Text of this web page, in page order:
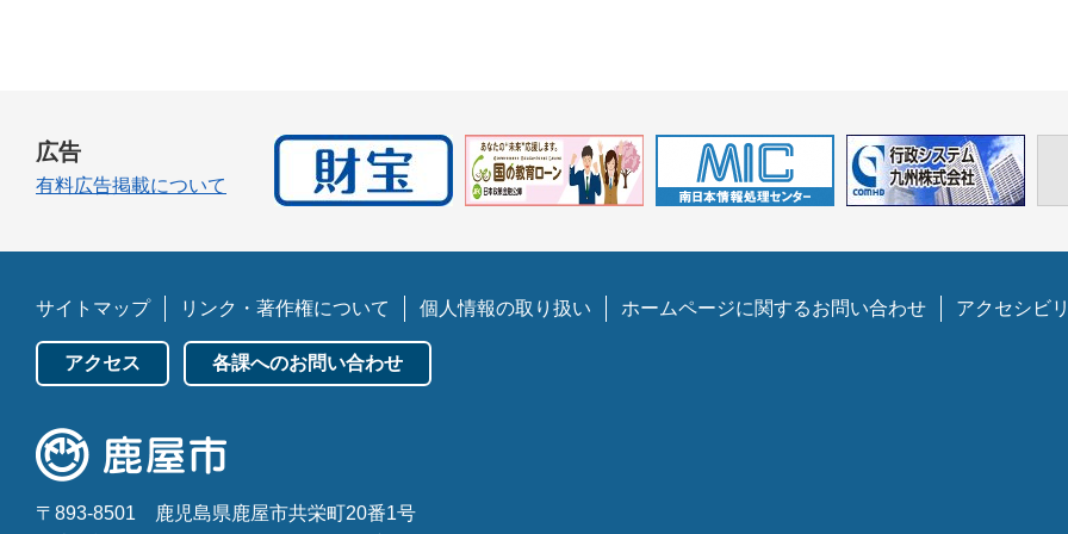
広告
有料広告掲載について
サイトマップ リンク・著作権について 個人情報の取り扱い ホームページに関するお問い合わせ アクセシビ
アクセス 各課へのお問い合わせ
〒893-8501
鹿児島県鹿屋市共栄町20番1号